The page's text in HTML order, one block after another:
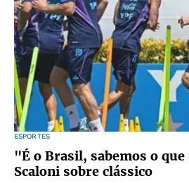
ESPORTES
"É o Brasil, sabemos o
Scaloni sobre clássico